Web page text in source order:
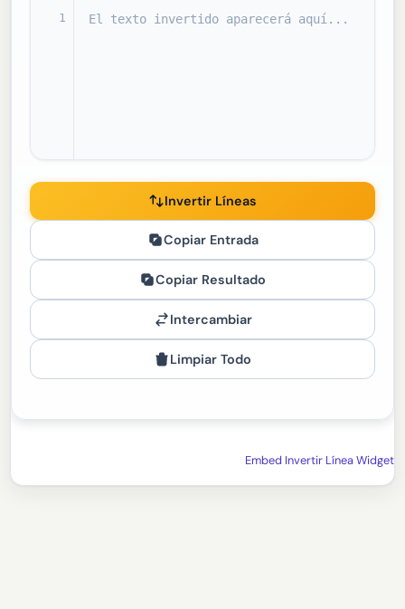
1
Invertir Líneas
Copiar Entrada
Copiar Resultado
Intercambiar
Limpiar Todo
Embed Invertir Línea Widget